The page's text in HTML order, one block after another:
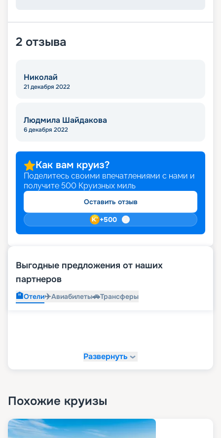
2 отзыва
Николай
21 декабря 2022
Людмила Шайдакова
6 декабря 2022
Как вам круиз?
Поделитесь своими впечатлениями с нами и
получите 500 Круизных миль
Оставить отзыв
+500
Выгодные предложения от наших
партнеров
🏨Отели✈️Авиабилеты🚗Трансферы
Развернуть
Похожие круизы